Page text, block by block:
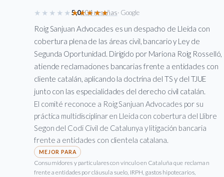
★★★★★★★★★★
5,0104 reseñas· Google
Roig Sanjuan Advocades es un despacho de Lleida con
cobertura plena de las áreas civil, bancario y Ley de
Segunda Oportunidad. Dirigido por Mariona Roig Rosselló,
atiende reclamaciones bancarias frente a entidades con
cliente catalán, aplicando la doctrina del TS y del TJUE
junto con las especialidades del derecho civil catalán.
El comité reconoce a Roig Sanjuan Advocades por su
práctica multidisciplinar en Lleida con cobertura del Llibre
Segon del Codi Civil de Catalunya y litigación bancaria
frente a entidades con clientela catalana.
Consumidores y particulares con vínculo en Cataluña que reclaman
frente a entidades por cláusula suelo, IRPH, gastos hipotecarios,